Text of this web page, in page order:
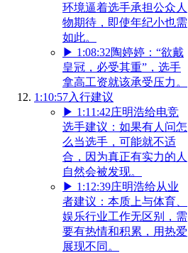
环境逼着选手承担公众人
物期待，即使年纪小也需
如此。
▶ 1:08:32陶婷婷：“欲戴
皇冠，必受其重”，选手
拿高工资就该承受压力。
1:10:57入行建议
▶ 1:11:42庄明浩给电竞
选手建议：如果有人问怎
么当选手，可能就不适
合，因为真正有实力的人
自然会被发现。
▶ 1:12:39庄明浩给从业
者建议：本质上与体育、
娱乐行业工作无区别，需
要有热情和积累，用热爱
展现不同。